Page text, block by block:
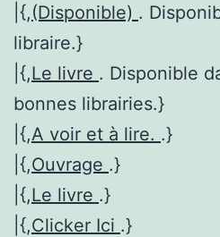
|{,(Disponible) .
libraire.}
|{,Le livre . Disponible
bonnes librairies.}
|{,A voir et à lire. .}
|{,Ouvrage .}
|{,Le livre .}
|{,Clicker Ici .}